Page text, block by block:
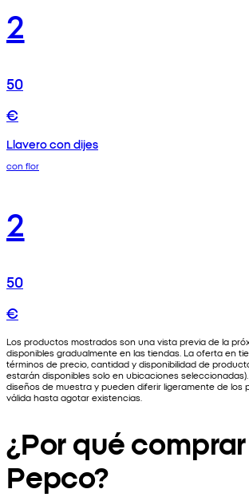
2
50
€
Llavero con dijes
con flor
2
50
€
Los productos mostrados son una vista previa de la
disponibles gradualmente en las tiendas. La oferta en
términos de precio, cantidad y disponibilidad de
estarán disponibles solo en ubicaciones
diseños de muestra y pueden diferir ligeramente de los
válida hasta agotar existencias.
¿Por qué
Pepco?